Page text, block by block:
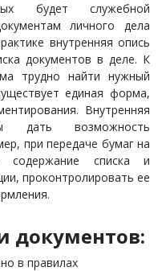
будет служебной
личного дела
внутренняя опись
документов в деле. К
трудно найти нужный
единая форма,
Внутренняя
дать возможность
при передаче бумаг на
содержание списка и
проконтролировать ее
документов:
в правилах